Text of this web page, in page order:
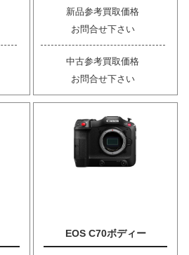
新品参考買取価格
お問合せ下さい
中古参考買取価格
お問合せ下さい
EOS C70ボディー